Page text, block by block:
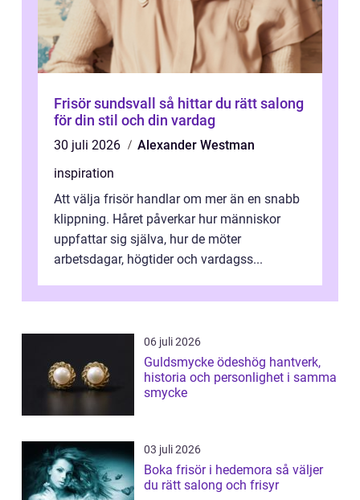
Frisör sundsvall så hittar du rätt salong
för din stil och din vardag
30 juli 2026
Alexander Westman
inspiration
Att välja frisör handlar om mer än en snabb
klippning. Håret påverkar hur människor
uppfattar sig själva, hur de möter
arbetsdagar, högtider och vardagss...
06 juli 2026
Guldsmycke ödeshög hantverk,
historia och personlighet i samma
smycke
03 juli 2026
Boka frisör i hedemora så väljer
du rätt salong och frisyr